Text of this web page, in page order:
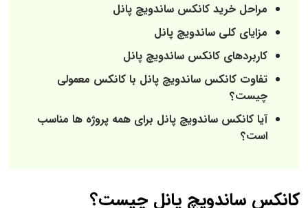
مراحل خرید کانکس ساندویچ پانل
مزایای کلی ساندویچ پانل
کاربردهای کانکس ساندویچ پانل
تفاوت کانکس ساندویچ پانل با کانکس معمولی
چیست؟
آیا کانکس ساندویچ پانل برای همه پروژه ها مناسب
است؟
کانکس ساندویچ پانل چیست؟